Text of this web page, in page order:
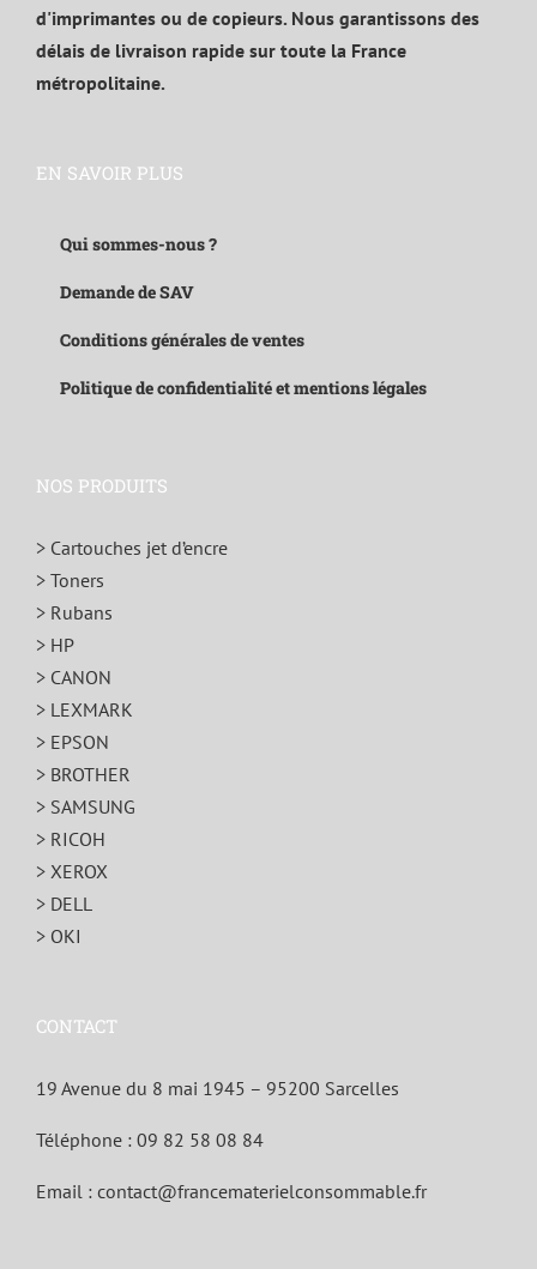
d'imprimantes ou de copieurs. Nous garantissons des
délais de livraison rapide sur toute la France
métropolitaine.
EN SAVOIR PLUS
Qui sommes-nous ?
Demande de SAV
Conditions générales de ventes
Politique de confidentialité et mentions légales
NOS PRODUITS
> Cartouches jet d’encre
> Toners
> Rubans
> HP
> CANON
> LEXMARK
> EPSON
> BROTHER
> SAMSUNG
> RICOH
> XEROX
> DELL
> OKI
CONTACT
19 Avenue du 8 mai 1945 – 95200 Sarcelles
Téléphone : 09 82 58 08 84
Email : contact@francematerielconsommable.fr